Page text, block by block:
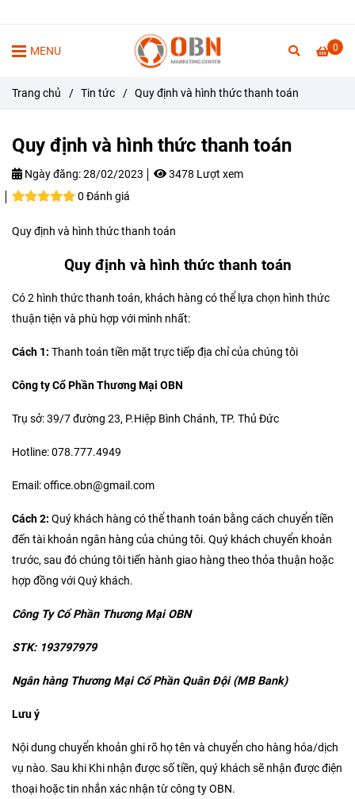
0
MENU
Trang chủ / Tin tức / Quy định và hình thức thanh toán
Quy định và hình thức thanh toán
Ngày đăng:28/02/2023
3478 Lượt xem
0 Đánh giá
Quy định và hình thức thanh toán
Quy định và hình thức thanh toán
Có 2 hình thức thanh toán, khách hàng có thể lựa chọn hình thức
thuận tiện và phù hợp với mình nhất:
Cách 1: Thanh toán tiền mặt trực tiếp địa chỉ của chúng tôi
Công ty Cổ Phần Thương Mại OBN
Trụ sở: 39/7 đường 23, P.Hiệp Bình Chánh, TP. Thủ Đức
Hotline: 078.777.4949
Email: office.obn@gmail.com
Cách 2: Quý khách hàng có thể thanh toán bằng cách chuyển tiền
đến tài khoản ngân hàng của chúng tôi. Quý khách chuyển khoản
trước, sau đó chúng tôi tiến hành giao hàng theo thỏa thuận hoặc
hợp đồng với Quý khách.
Công Ty Cổ Phần Thương Mại OBN
STK: 193797979
Ngân hàng Thương Mại Cổ Phần Quân Đội (MB Bank)
Lưu ý
Nội dung chuyển khoản ghi rõ họ tên và chuyển cho hàng hóa/dịch
vụ nào. Sau khi Khi nhận được số tiền, quý khách sẽ nhận được điện
thoại hoặc tin nhắn xác nhận từ công ty OBN.